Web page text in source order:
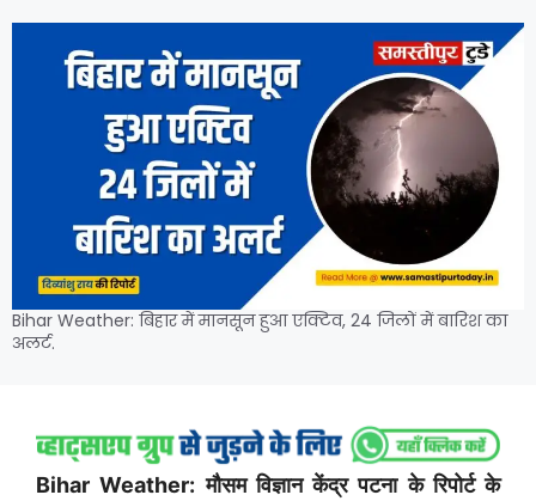
Bihar Weather: बिहार में मानसून हुआ एक्टिव, 24 जिलों में बारिश का
अलर्ट.
Bihar Weather: मौसम विज्ञान केंद्र पटना के रिपोर्ट के